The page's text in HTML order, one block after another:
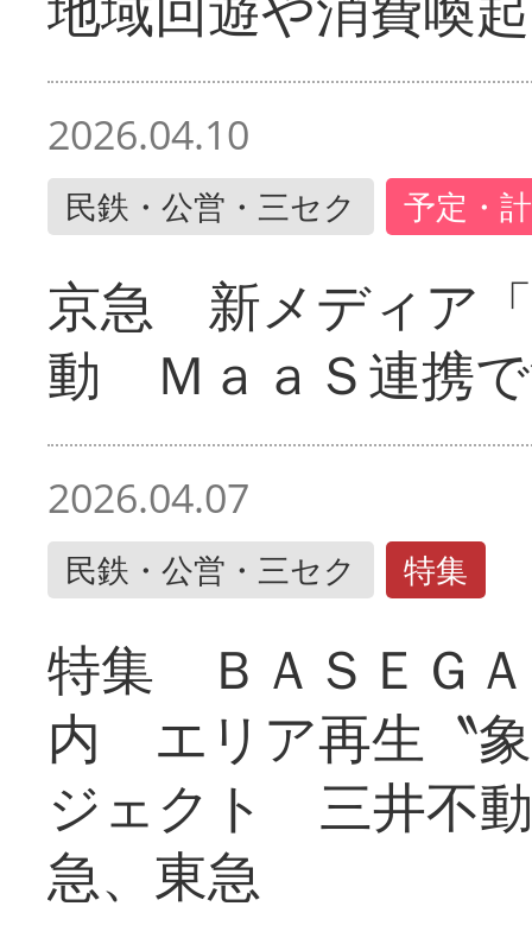
2026.04.10
民鉄・公営・三セク 予定・
京急 新メディア
動 ＭａａＳ連携
2026.04.07
民鉄・公営・三セク 特集
特集 ＢＡＳＥＧ
内 エリア再生〝
ジェクト 三井不
急、東急